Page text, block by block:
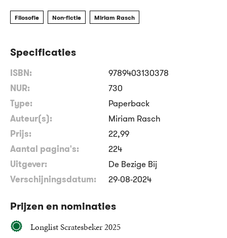
Filosofie Non-fictie Miriam Rasch
Specificaties
ISBN:
9789403130378
NUR:
730
Type:
Paperback
Auteur(s):
Miriam Rasch
Prijs:
22,99
Aantal pagina's:
224
Uitgever:
De Bezige Bij
Verschijningsdatum:
29-08-2024
Prijzen en nominaties
Longlist Scratesbeker 2025